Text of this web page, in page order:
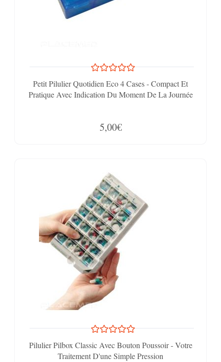
Petit Pilulier Quotidien Eco 4 Cases - Compact Et
Pratique Avec Indication Du Moment De La Journée
5,00€
Pilulier Pilbox Classic Avec Bouton Poussoir - Votre
Traitement D'une Simple Pression